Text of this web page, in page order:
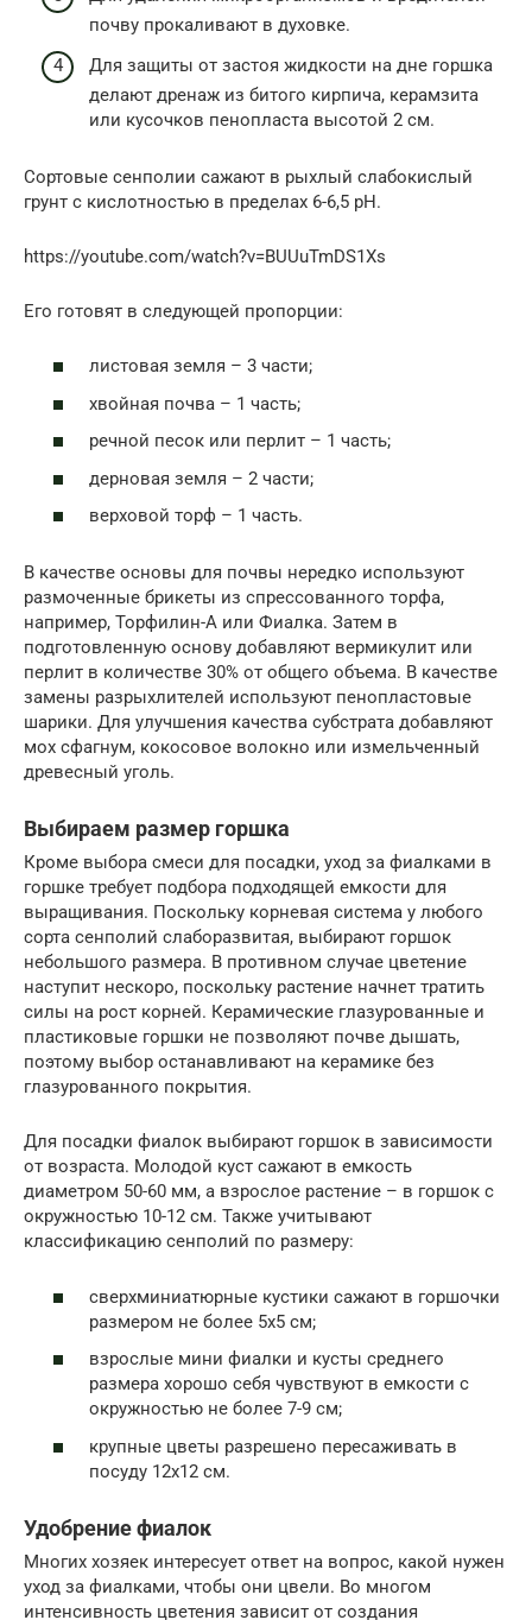
почву прокаливают в духовке.
Для защиты от застоя жидкости на дне горшка
делают дренаж из битого кирпича, керамзита
или кусочков пенопласта высотой 2 см.
Сортовые сенполии сажают в рыхлый слабокислый
грунт с кислотностью в пределах 6-6,5 рН.
https://youtube.com/watch?v=BUUuTmDS1Xs
Его готовят в следующей пропорции:
листовая земля – 3 части;
хвойная почва – 1 часть;
речной песок или перлит – 1 часть;
дерновая земля – 2 части;
верховой торф – 1 часть.
В качестве основы для почвы нередко используют
размоченные брикеты из спрессованного торфа,
например, Торфилин-А или Фиалка. Затем в
подготовленную основу добавляют вермикулит или
перлит в количестве 30% от общего объема. В качестве
замены разрыхлителей используют пенопластовые
шарики. Для улучшения качества субстрата добавляют
мох сфагнум, кокосовое волокно или измельченный
древесный уголь.
Выбираем размер горшка
Кроме выбора смеси для посадки, уход за фиалками в
горшке требует подбора подходящей емкости для
выращивания. Поскольку корневая система у любого
сорта сенполий слаборазвитая, выбирают горшок
небольшого размера. В противном случае цветение
наступит нескоро, поскольку растение начнет тратить
силы на рост корней. Керамические глазурованные и
пластиковые горшки не позволяют почве дышать,
поэтому выбор останавливают на керамике без
глазурованного покрытия.
Для посадки фиалок выбирают горшок в зависимости
от возраста. Молодой куст сажают в емкость
диаметром 50-60 мм, а взрослое растение – в горшок с
окружностью 10-12 см. Также учитывают
классификацию сенполий по размеру:
сверхминиатюрные кустики сажают в горшочки
размером не более 5х5 см;
взрослые мини фиалки и кусты среднего
размера хорошо себя чувствуют в емкости с
окружностью не более 7-9 см;
крупные цветы разрешено пересаживать в
посуду 12х12 см.
Удобрение фиалок
Многих хозяек интересует ответ на вопрос, какой нужен
уход за фиалками, чтобы они цвели. Во многом
интенсивность цветения зависит от создания